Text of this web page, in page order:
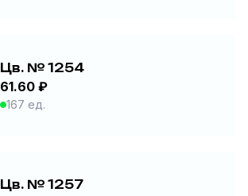
Цв. № 1254
61.60 ₽
167 ед.
Цв. № 1257